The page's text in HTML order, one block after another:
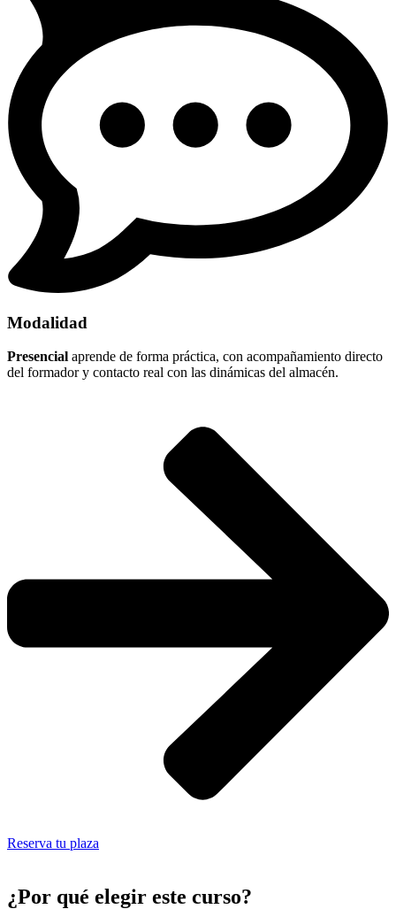
Modalidad
Presencial aprende de forma práctica, con acompañamiento directo
del formador y contacto real con las dinámicas del almacén.
Reserva tu plaza
¿Por qué elegir este curso?